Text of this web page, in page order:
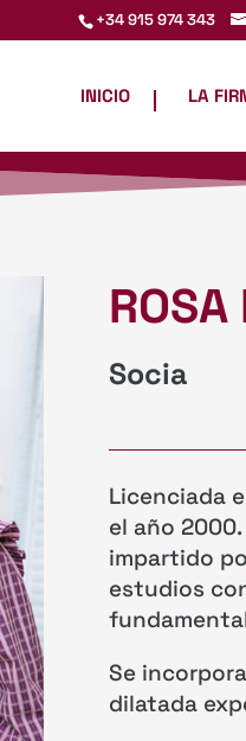
+34 915 974 343
INICIO LA
ROSA
Socia
Licenciada
el año
impartido
estudios
Se
dilatada